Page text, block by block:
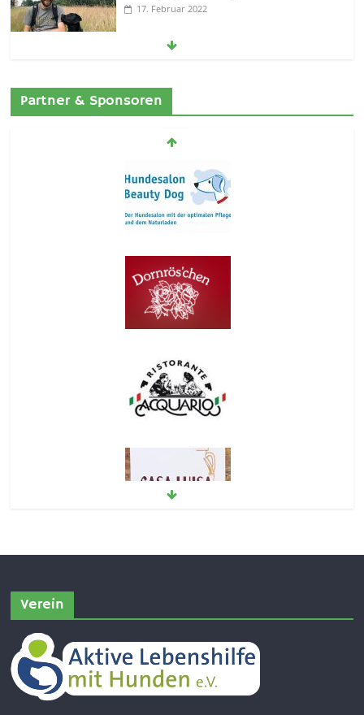
Förderprojekt „Santo“
2021 … es geht weiter
Weihnachten 2025
30. November 2025
Partner & Sponsoren
Verein